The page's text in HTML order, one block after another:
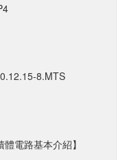
8.MTS
體電路基本介紹】